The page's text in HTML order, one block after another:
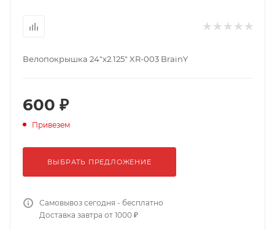
Велопокрышка 24"x2.125" XR-003 BrainY
600 ₽
Привезем
ВЫБРАТЬ ПРЕДЛОЖЕНИЕ
Самовывоз сегодня - бесплатно
Доставка завтра от 1000 ₽